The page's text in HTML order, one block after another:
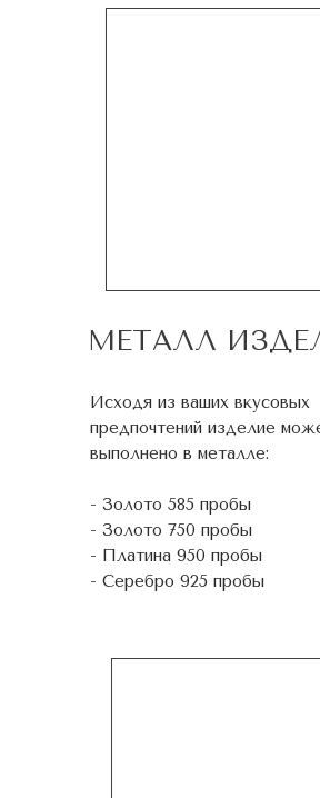
МЕТАЛЛ
Исходя из ваших вкусовых
предпочтений изделие
выполнено в металле:
- Золото 585 пробы
- Золото 750 пробы
- Платина 950 пробы
- Серебро 925 пробы